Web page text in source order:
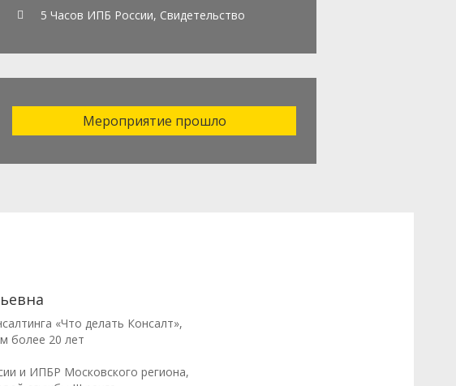
5 Часов ИПБ России, Свидетельство
Мероприятие прошло
«Что делать Консалт»,
более 20 лет
и ИПБР Московского региона,